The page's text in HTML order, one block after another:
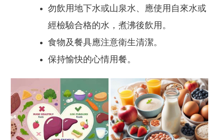
勿飲用地下水或山泉水、應使用自來水或
經檢驗合格的水，煮沸後飲用。
食物及餐具應注意衛生清潔。
保持愉快的心情用餐。